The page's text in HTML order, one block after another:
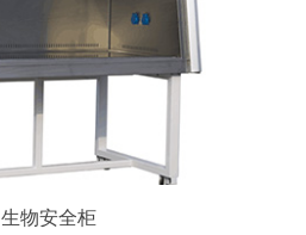
生物安全柜